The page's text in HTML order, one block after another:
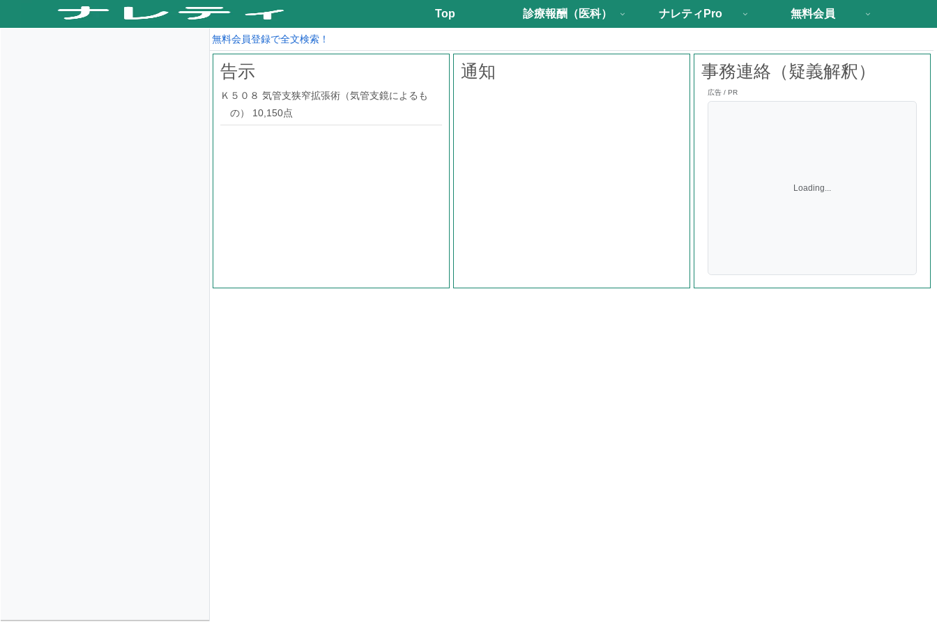
Top 診療報酬（医科） ナレティPro 無料会員
無料会員登録で全文検索！
告示
Ｋ５０８ 気管支狭窄拡張術（気管支鏡によるも
の） 10,150点
通知 事務連絡（疑義解釈）
広告 / PR
Loading...